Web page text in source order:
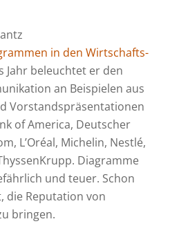
in den Wirtschafts­
Jahr beleuchtet er den
an Beispielen aus
Vorstandspräsentationen
of America, Deutscher
L’Oréal, Michelin, Nestlé,
Diagramme
und teuer. Schon
die Reputation von
bringen.